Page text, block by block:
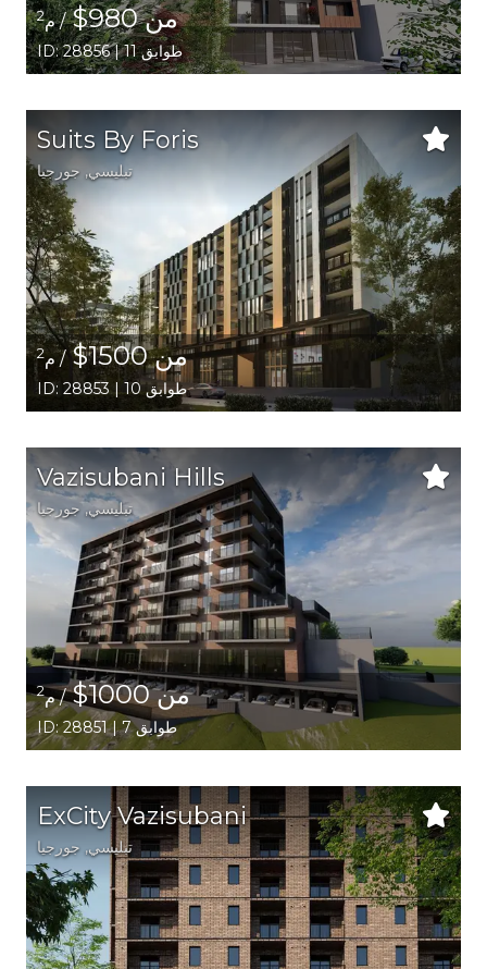
من 980$ / م2
ID: 28856 | 11 طوابق
Suits By Foris
تبليسي, جورجيا
من 1500$ / م2
ID: 28853 | 10 طوابق
Vazisubani Hills
تبليسي,جورجيا
من 1000$ / م2
ID: 28851 | 7 طوابق
ExCity Vazisubani
تبليسي, جورجيا